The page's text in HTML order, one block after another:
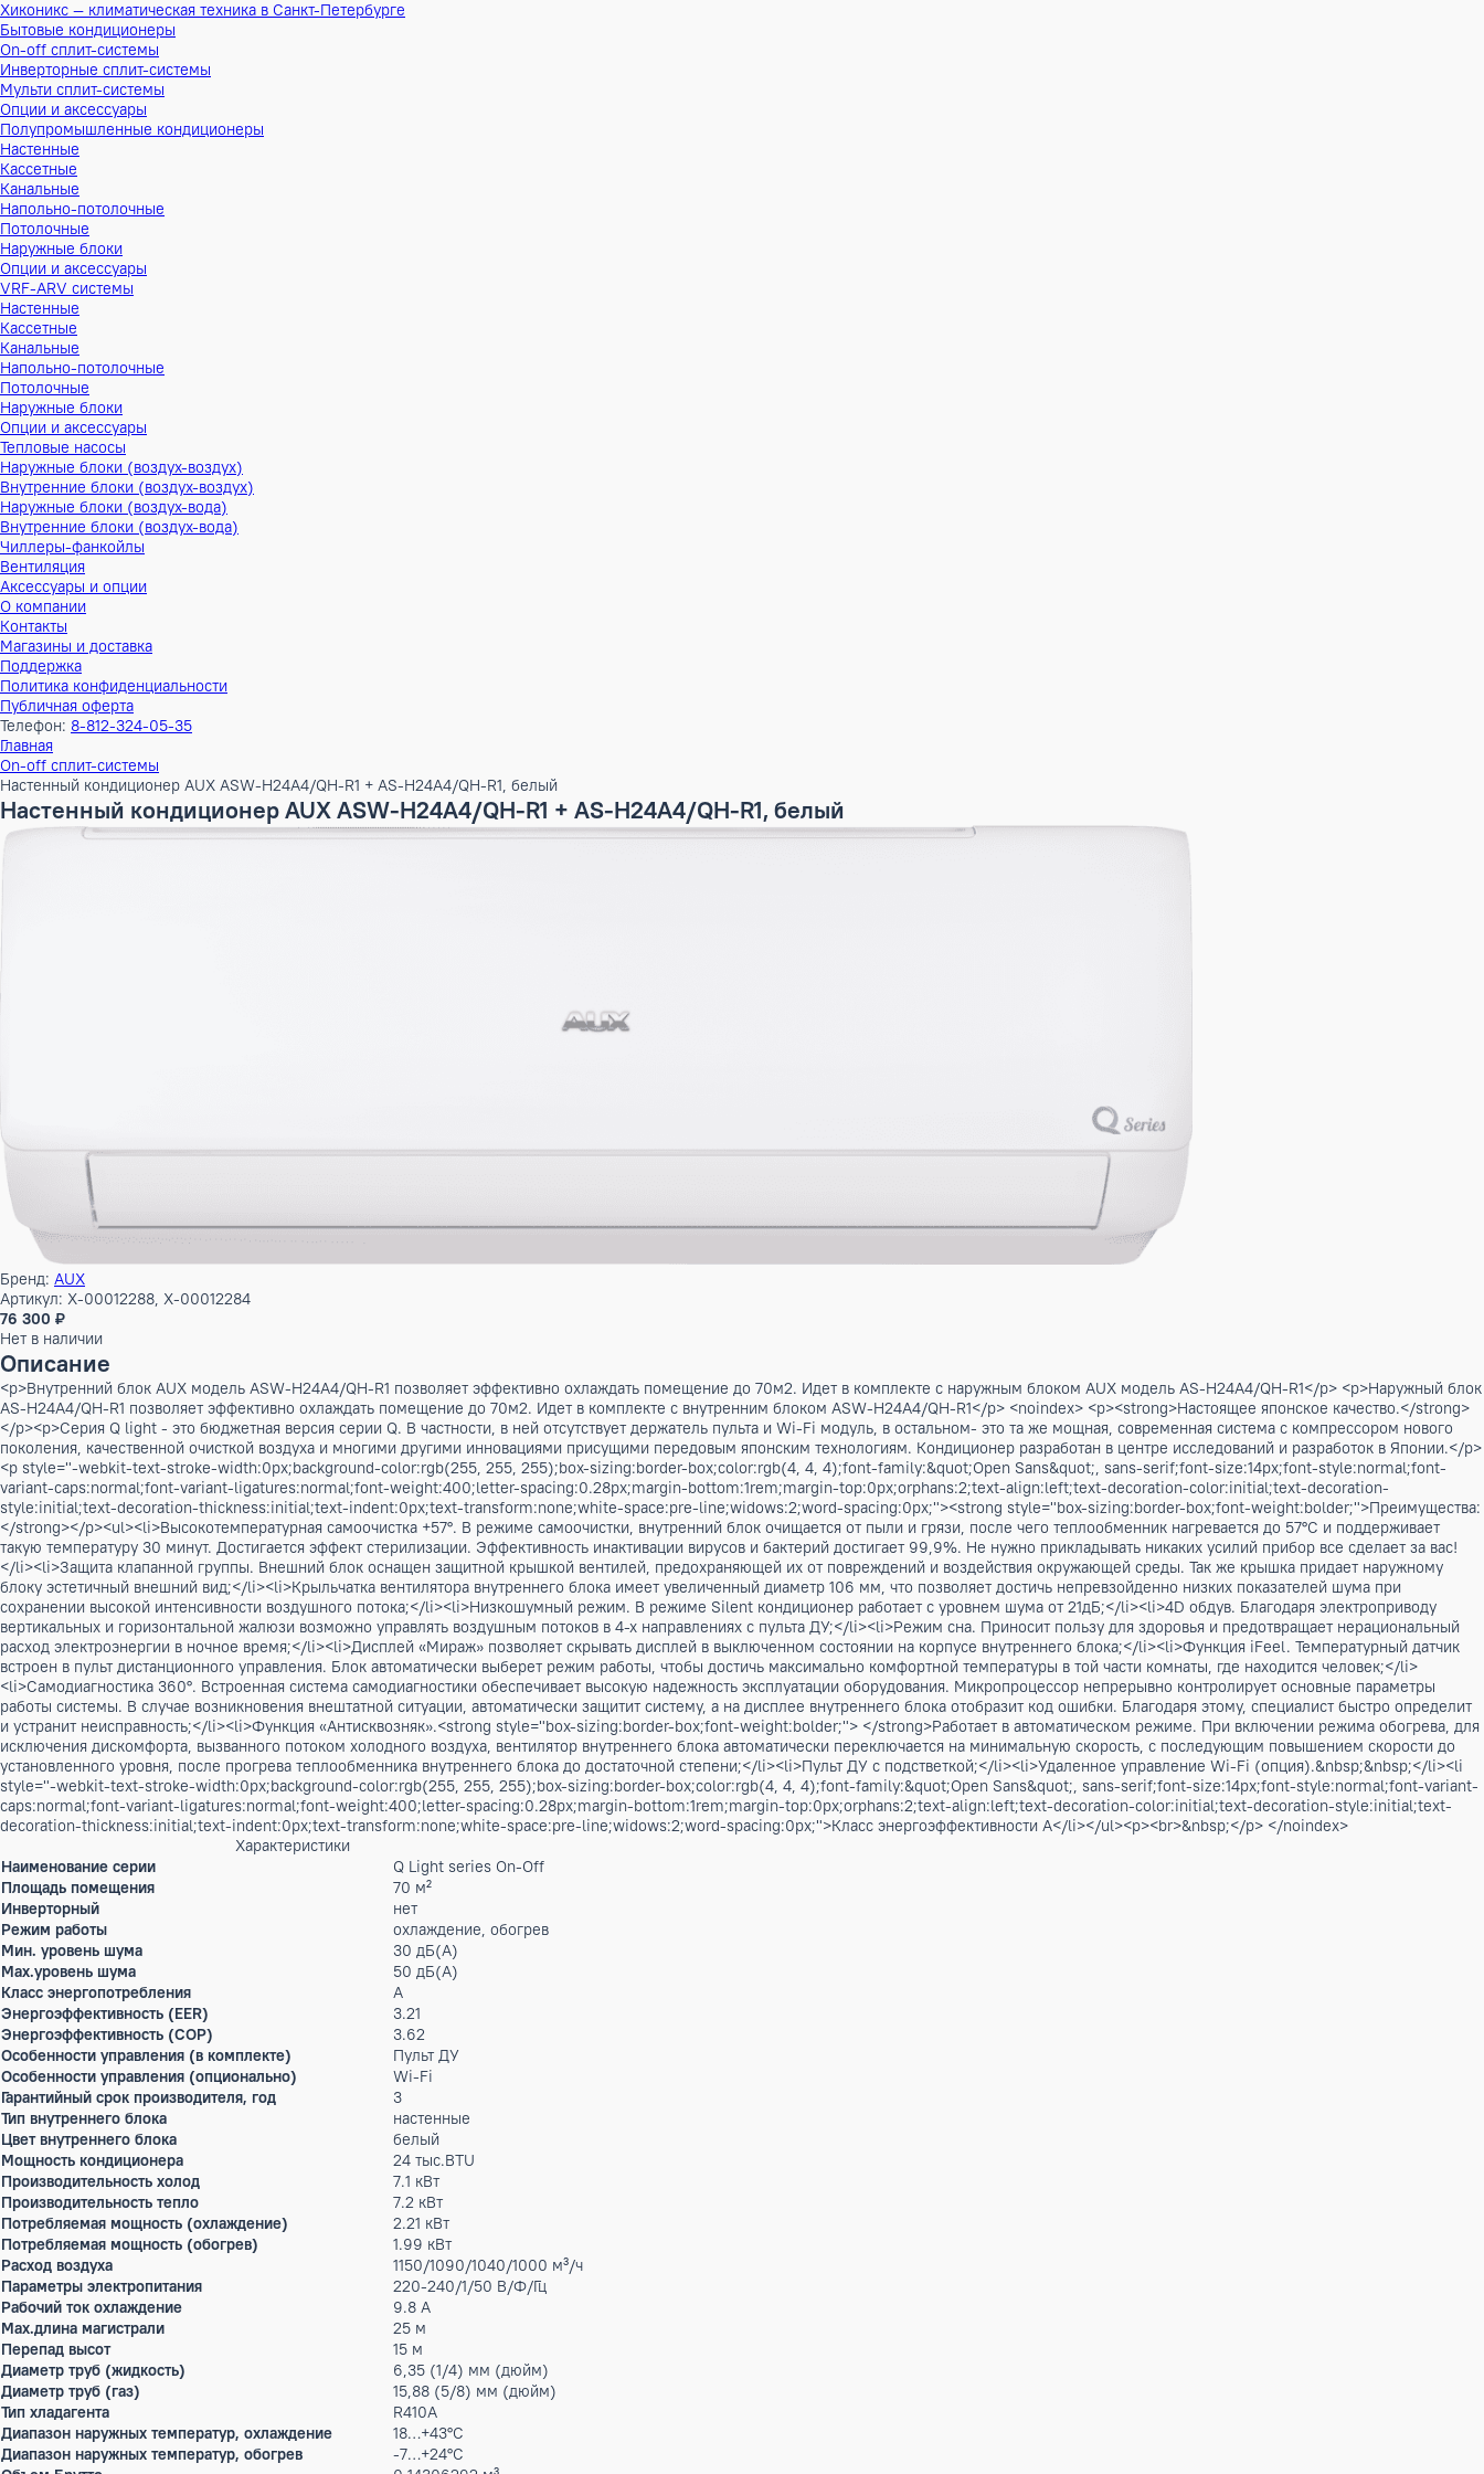
Хиконикс — климатическая техника в Санкт-Петербурге
Бытовые кондиционеры
On-off сплит-системы
Инверторные сплит-системы
Мульти сплит-системы
Опции и аксессуары
Полупромышленные кондиционеры
Настенные
Кассетные
Канальные
Напольно-потолочные
Потолочные
Наружные блоки
Опции и аксессуары
VRF-ARV системы
Настенные
Кассетные
Канальные
Напольно-потолочные
Потолочные
Наружные блоки
Опции и аксессуары
Тепловые насосы
Наружные блоки (воздух-воздух)
Внутренние блоки (воздух-воздух)
Наружные блоки (воздух-вода)
Внутренние блоки (воздух-вода)
Чиллеры-фанкойлы
Вентиляция
Аксессуары и опции
О компании
Контакты
Магазины и доставка
Поддержка
Политика конфиденциальности
Публичная оферта
Телефон:8-812-324-05-35
Главная
Бренд:AUX
Артикул: X-00012288, X-00012284
76 300 ₽
Нет в наличии
Описание
<p>Внутренний блок AUX модель ASW-H24A4/QH-R1 позволяет эффективно охлаждать помещение до 70м2. Идет в комплекте с наружным блоком AUX модель AS-H24A4/QH-R1</
AS-H24A4/QH-R1 позволяет эффективно охлаждать помещение до 70м2. Идет в комплекте с внутренним блоком ASW-H24A4/QH-R1</p> <noindex> <p><strong>Настоящее японское
</p><p>Серия Q light - это бюджетная версия серии Q. В частности, в ней отсутствует держатель пульта и Wi-Fi модуль, в остальном- это та же мощная, современная система с
поколения, качественной очисткой воздуха и многими другими инновациями присущими передовым японским технологиям. Кондиционер разработан в центре исследований и
<p style="-webkit-text-stroke-width:0px;background-color:rgb(255, 255, 255);box-sizing:border-box;color:rgb(4, 4, 4);font-family:&quot;Open Sans&quot;, sans-serif;font-size:14px;font-
variant-caps:normal;font-variant-ligatures:normal;font-weight:400;letter-spacing:0.28px;margin-bottom:1rem;margin-top:0px;orphans:2;text-align:left;text-decoration-color:initial;text-
style:initial;text-decoration-thickness:initial;text-indent:0px;text-transform:none;white-space:pre-line;widows:2;word-spacing:0px;"><strong style="box-sizing:border-box;font-
</strong></p><ul><li>Высокотемпературная самоочистка +57°. В режиме самоочистки, внутренний блок очищается от пыли и грязи, после чего теплообменник нагревается до 57°С
такую температуру 30 минут. Достигается эффект стерилизации. Эффективность инактивации вирусов и бактерий достигает 99,9%. Не нужно прикладывать никаких усилий прибор
</li><li>Защита клапанной группы. Внешний блок оснащен защитной крышкой вентилей, предохраняющей их от повреждений и воздействия окружающей среды. Так же крышка
блоку эстетичный внешний вид;</li><li>Крыльчатка вентилятора внутреннего блока имеет увеличенный диаметр 106 мм, что позволяет достичь непревзойденно низких
сохранении высокой интенсивности воздушного потока;</li><li>Низкошумный режим. В режиме Silent кондиционер работает с уровнем шума от 21дБ;</li><li>4D обдув. Благодаря
вертикальных и горизонтальной жалюзи возможно управлять воздушным потоков в 4-х направлениях с пульта ДУ;</li><li>Режим сна. Приносит пользу для здоровья и
расход электроэнергии в ночное время;</li><li>Дисплей «Мираж» позволяет скрывать дисплей в выключенном состоянии на корпусе внутреннего блока;</li><li>Функция iFeel.
встроен в пульт дистанционного управления. Блок автоматически выберет режим работы, чтобы достичь максимально комфортной температуры в той части комнаты, где находится
<li>Cамодиагностика 360°. Встроенная система самодиагностики обеспечивает высокую надежность эксплуатации оборудования. Микропроцессор непрерывно контролирует
работы системы. В случае возникновения внештатной ситуации, автоматически защитит систему, а на дисплее внутреннего блока отобразит код ошибки. Благодаря этому,
и устранит неисправность;</li><li>Функция «Антисквозняк».<strong style="box-sizing:border-box;font-weight:bolder;"> </strong>Работает в автоматическом режиме. При включении
исключения дискомфорта, вызванного потоком холодного воздуха, вентилятор внутреннего блока автоматически переключается на минимальную скорость, с последующим
установленного уровня, после прогрева теплообменника внутреннего блока до достаточной степени;</li><li>Пульт ДУ с подстветкой;</li><li>Удаленное управление Wi-Fi
style="-webkit-text-stroke-width:0px;background-color:rgb(255, 255, 255);box-sizing:border-box;color:rgb(4, 4, 4);font-family:&quot;Open Sans&quot;, sans-serif;font-size:14px;font-
caps:normal;font-variant-ligatures:normal;font-weight:400;letter-spacing:0.28px;margin-bottom:1rem;margin-top:0px;orphans:2;text-align:left;text-decoration-color:initial;text-
decoration-thickness:initial;text-indent:0px;text-transform:none;white-space:pre-line;widows:2;word-spacing:0px;">Класс энергоэффективности A</li></ul><p><br>&nbsp;</p> </
Характеристики
Наименование серии
Площадь помещения
Инверторный
нет
Режим работы
охлаждение, обогрев
Мин. уровень шума
30 дБ(А)
Max.уровень шума
50 дБ(А)
Класс энергопотребления
A
Энергоэффективность (EER)
3.21
Энергоэффективность (COP) 3.62
Особенности управления (в комплекте)
Пульт ДУ
Особенности управления (опционально)
Гарантийный срок производителя, год
Тип внутреннего блока
Цвет внутреннего блока
белый
Мощность кондиционера
24 тыс.BTU
Производительность холод
7.1 кВт
Производительность тепло
7.2 кВт